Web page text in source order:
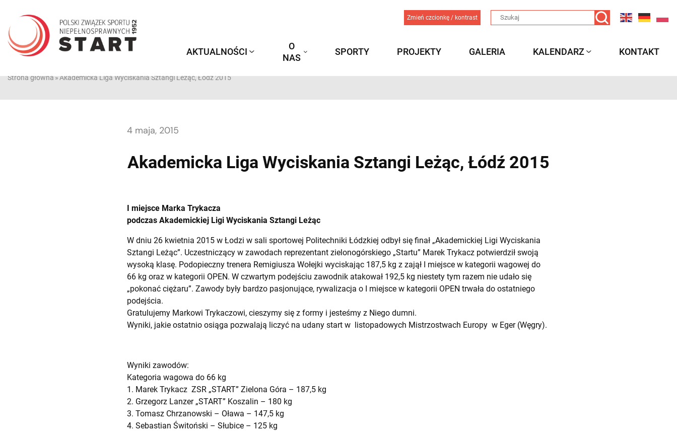
treści
Zmień czcionkę / kontrast
AKTUALNOŚCI
O
NAS
SPORTY PROJEKTY GALERIA KALENDARZ KONTAKT
Strona główna»Akademicka Liga Wyciskania Sztangi Leżąc, Łódź 2015
4 maja, 2015
Akademicka Liga Wyciskania Sztangi Leżąc, Łódź 2015
I miejsce Marka Trykacza
podczas Akademickiej Ligi Wyciskania Sztangi Leżąc
W dniu 26 kwietnia 2015 w Łodzi w sali sportowej Politechniki Łódzkiej odbył się finał „Akademickiej Ligi Wyciskania
Sztangi Leżąc”. Uczestniczący w zawodach reprezentant zielonogórskiego „Startu” Marek Trykacz potwierdził swoją
wysoką klasę. Podopieczny trenera Remigiusza Wołejki wyciskając 187,5 kg z zajął I miejsce w kategorii wagowej do
66 kg oraz w kategorii OPEN. W czwartym podejściu zawodnik atakował 192,5 kg niestety tym razem nie udało się
„pokonać ciężaru”. Zawody były bardzo pasjonujące, rywalizacja o I miejsce w kategorii OPEN trwała do ostatniego
podejścia.
Gratulujemy Markowi Trykaczowi, cieszymy się z formy i jesteśmy z Niego dumni.
Wyniki, jakie ostatnio osiąga pozwalają liczyć na udany start w listopadowych Mistrzostwach Europy w Eger (Węgry).
Wyniki zawodów:
Kategoria wagowa do 66 kg
1. Marek Trykacz ZSR „START” Zielona Góra – 187,5 kg
2. Grzegorz Lanzer „START” Koszalin – 180 kg
3. Tomasz Chrzanowski – Oława – 147,5 kg
4. Sebastian Świtoński – Słubice – 125 kg